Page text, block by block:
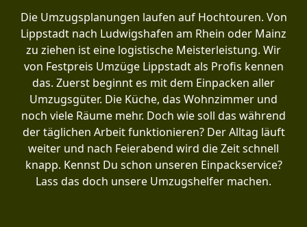
Die Umzugsplanungen laufen auf Hochtouren. Von
Lippstadt nach Ludwigshafen am Rhein oder Mainz
zu ziehen ist eine logistische Meisterleistung. Wir
von Festpreis Umzüge Lippstadt als Profis kennen
das. Zuerst beginnt es mit dem Einpacken aller
Umzugsgüter. Die Küche, das Wohnzimmer und
noch viele Räume mehr. Doch wie soll das während
der täglichen Arbeit funktionieren? Der Alltag läuft
weiter und nach Feierabend wird die Zeit schnell
knapp. Kennst Du schon unseren Einpackservice?
Lass das doch unsere Umzugshelfer machen.